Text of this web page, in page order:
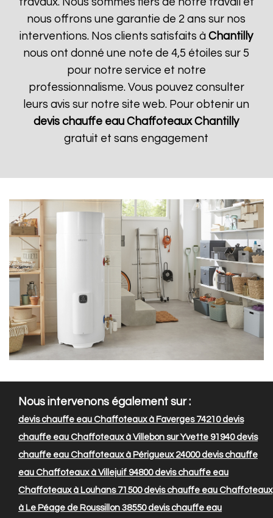
nous offrons une garantie de 2 ans sur nos
interventions. Nos clients satisfaits àChantilly
nous ont donné une note de 4,5 étoiles sur 5
pour notre service et notre
professionnalisme. Vous pouvez consulter
leurs avis sur notre site web. Pour obtenir un
devis chauffe eau Chaffoteaux Chantilly
gratuit et sans engagement
Nous intervenons également sur :
devis chauffe eau Chaffoteaux à Faverges 74210devis
chauffe eau Chaffoteaux à Villebon sur Yvette 91940devis
chauffe eau Chaffoteaux à Périgueux 24000devis chauffe
eau Chaffoteaux à Villejuif 94800devis chauffe eau
Chaffoteaux à Louhans 71500devis chauffe eau Chaffoteaux
à Le Péage de Roussillon 38550devis chauffe eau